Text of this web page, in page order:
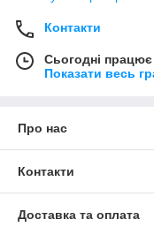
Контакти
Сьогодні
Показати весь
Про нас
Контакти
Доставка та оплата